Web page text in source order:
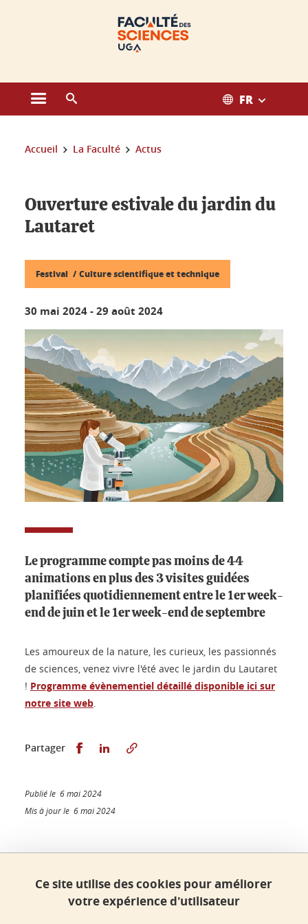
Ouvrir le menu principal FR
Vous êtes ici :
Accueil La Faculté Actus
Ouverture estivale du jardin du
Lautaret
Festival Culture scientifique et technique
30 mai 2024-29 août 2024
Le programme compte pas moins de 44
animations en plus des 3 visites guidées
planifiées quotidiennement entre le 1er week-
end de juin et le 1er week-end de septembre
Les amoureux de la nature, les curieux, les passionnés
de sciences, venez vivre l'été avec le jardin du Lautaret
! Programme évènementiel détaillé disponible ici sur
notre site web
Partager Partager sur Facebook
Partager sur LinkedIn
Publié le 6 mai 2024
Mis à jour le 6 mai 2024
Faculté de sciences, Université Grenoble Alpes
230 rue de la Physique
Ce site utilise des cookies pour améliorer
votre expérience d'utilisateur